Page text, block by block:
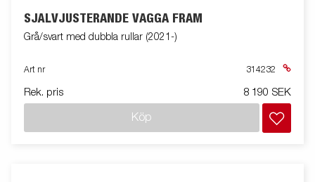
SJÄLVJUSTERANDE VAGGA FRAM
Grå/svart med dubbla rullar (2021-)
Art nr 314232
Rek. pris 8 190 SEK
Köp